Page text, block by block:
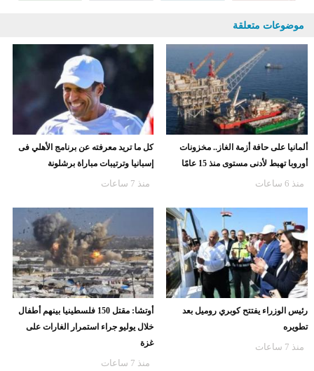
موضوعات متعلقة
ألمانيا على حافة أزمة الغاز.. مخزونات
أوروبا تهبط لأدنى مستوى منذ 15 عامًا
منذ 6 ساعات
كل ما تريد معرفته عن برنامج الأهلي فى
إسبانيا وترتيبات مباراة برشلونة
منذ 7 ساعات
رئيس الوزراء يفتتح كوبري روميل بعد
تطويره
منذ 7 ساعات
أوتشا: مقتل 150 فلسطينيا بينهم أطفال
خلال يوليو جراء استمرار الغارات على
غزة
منذ 7 ساعات